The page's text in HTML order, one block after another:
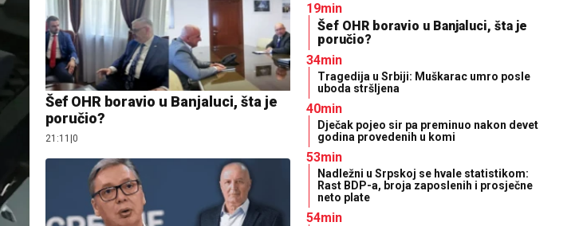
Šef OHR boravio u Banjaluci, šta je
poručio?
21:11 |0
19min
Šef OHR boravio u Banjaluci, šta je
poručio?
34min
Tragedija u Srbiji: Muškarac umro posle
uboda stršljena
40min
Dječak pojeo sir pa preminuo nakon devet
godina provedenih u komi
53min
Nadležni u Srpskoj se hvale statistikom:
Rast BDP-a, broja zaposlenih i prosječne
neto plate
54min